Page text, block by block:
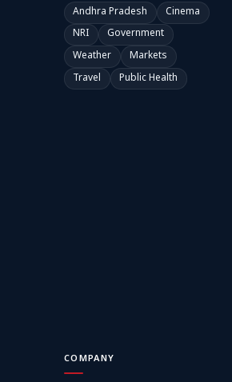
Andhra Pradesh
Cinema
NRI
Government
Weather
Markets
Travel
Public Health
COMPANY